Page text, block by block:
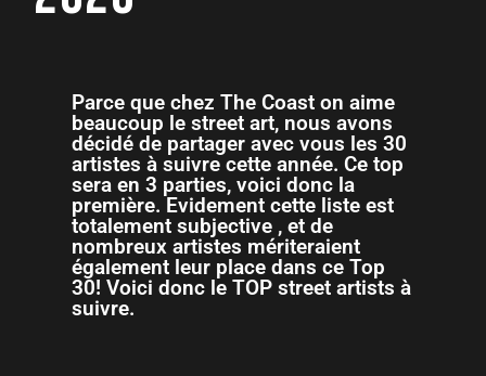
Parce que chez The Coast on aime
beaucoup le street art, nous avons
décidé de partager avec vous les 30
artistes à suivre cette année. Ce top
sera en 3 parties, voici donc la
première. Evidement cette liste est
totalement subjective , et de
nombreux artistes mériteraient
également leur place dans ce Top
30! Voici donc le TOP street artists à
suivre.